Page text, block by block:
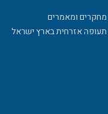
מחקרים ומאמרים
תעופה אזרחית בארץ ישראל